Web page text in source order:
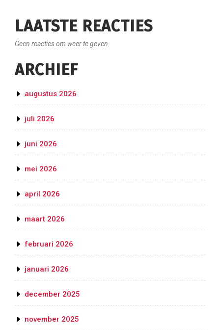
LAATSTE REACTIES
Geen reacties om weer te geven.
ARCHIEF
augustus 2026
juli 2026
juni 2026
mei 2026
april 2026
maart 2026
februari 2026
januari 2026
december 2025
november 2025